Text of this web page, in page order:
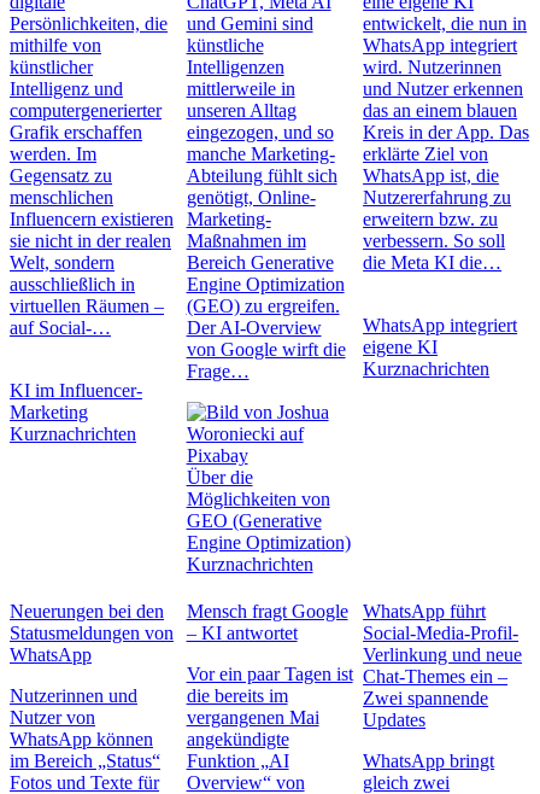
Persönlichkeiten, die
mithilfe von
künstlicher
Intelligenz und
computergenerierter
Grafik erschaffen
werden. Im
Gegensatz zu
menschlichen
Influencern existieren
sie nicht in der realen
Welt, sondern
ausschließlich in
virtuellen Räumen –
auf Social-…
KI im Influencer-
Marketing
Kurznachrichten
und Gemini sind
künstliche
Intelligenzen
mittlerweile in
unseren Alltag
eingezogen, und so
manche Marketing-
Abteilung fühlt sich
genötigt, Online-
Marketing-
Maßnahmen im
Bereich Generative
Engine Optimization
(GEO) zu ergreifen.
Der AI-Overview
von Google wirft die
Frage…
Über die
Möglichkeiten von
GEO (Generative
Engine Optimization)
Kurznachrichten
entwickelt, die nun in
WhatsApp integriert
wird. Nutzerinnen
und Nutzer erkennen
das an einem blauen
Kreis in der App. Das
erklärte Ziel von
WhatsApp ist, die
Nutzererfahrung zu
erweitern bzw. zu
verbessern. So soll
die Meta KI die…
WhatsApp integriert
eigene KI
Kurznachrichten
Neuerungen bei den
Statusmeldungen von
WhatsApp
Nutzerinnen und
Nutzer von
WhatsApp können
im Bereich „Status“
Fotos und Texte für
Mensch fragt Google
– KI antwortet
Vor ein paar Tagen ist
die bereits im
vergangenen Mai
angekündigte
Funktion „AI
Overview“ von
WhatsApp führt
Social-Media-Profil-
Verlinkung und neue
Chat-Themes ein –
Zwei spannende
Updates
WhatsApp bringt
gleich zwei